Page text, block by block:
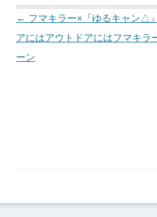
投
稿
ナ
← フマキラー×『ゆるキャン△
アにはアウトドアにはフマキラ
ーン